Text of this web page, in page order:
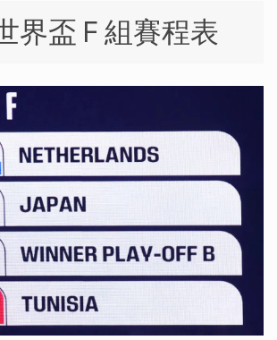
界盃 F 組賽程表